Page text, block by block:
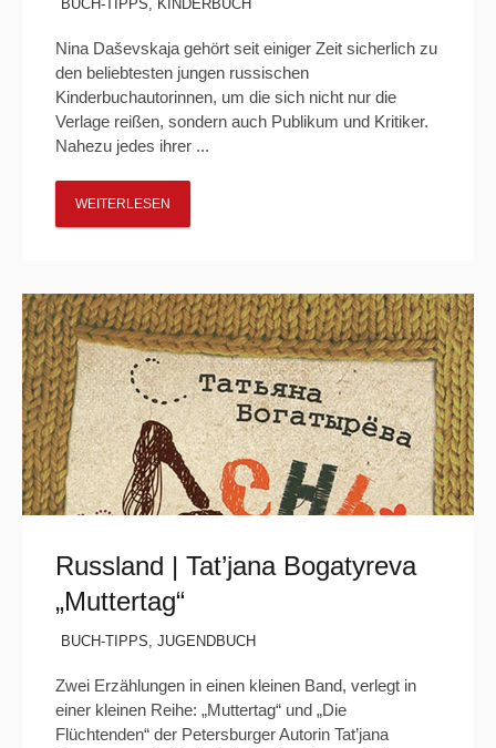
BUCH-TIPPS, KINDERBUCH
Nina Daševskaja gehört seit einiger Zeit sicherlich zu
den beliebtesten jungen russischen
Kinderbuchautorinnen, um die sich nicht nur die
Verlage reißen, sondern auch Publikum und Kritiker.
Nahezu jedes ihrer ...
WEITERLESEN
Russland | Tat’jana Bogatyreva
„Muttertag“
BUCH-TIPPS, JUGENDBUCH
Zwei Erzählungen in einen kleinen Band, verlegt in
einer kleinen Reihe: „Muttertag“ und „Die
Flüchtenden“ der Petersburger Autorin Tat’jana